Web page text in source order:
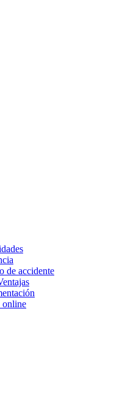
de accidente
online